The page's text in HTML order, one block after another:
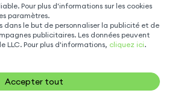
Pour plus d'informations sur les cookies
paramètres.
dans le but de personnaliser la publicité et de
publicitaires. Les données peuvent
LLC. Pour plus d'informations, cliquez ici.
Accepter tout